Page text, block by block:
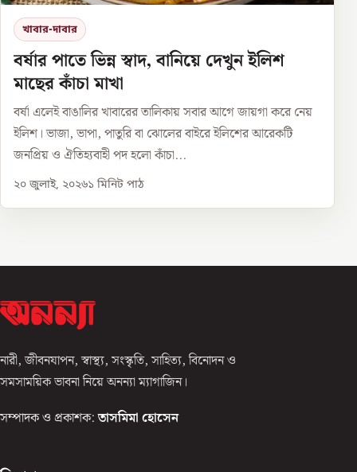
খাবার-দাবার
বর্ষার পাতে ভিন্ন স্বাদ, বানিয়ে দেখুন ইলিশ
মাছের কাঁচা মাখা
বর্ষা এলেই বাঙালির খাবারের তালিকায় সবার আগে জায়গা করে নেয়
ইলিশ। ভাজা, ভাপা, পাতুরি বা ঝোলের বাইরে ইলিশের আরেকটি
জনপ্রিয় ও ঐতিহ্যবাহী পদ হলো কাঁচা...
২০ জুলাই, ২০২৬১ মিনিট পাঠ
নারী, জীবনযাপন, স্বাস্থ্য, সংস্কৃতি, সাহিত্য, বিনোদন ও
সমসাময়িক ভাবনা নিয়ে অনন্যা ম্যাগাজিন।
সম্পাদক ও প্রকাশক: তাসমিমা হোসেন